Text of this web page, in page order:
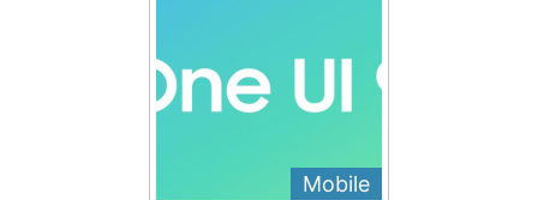
Mobile